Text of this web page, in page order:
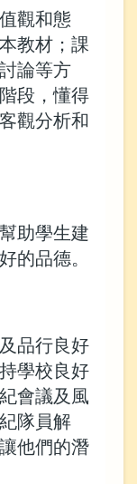
觀和態
教材；課
論等方
段，懂得
觀分析和
助學生建
的品德。
品行良好
學校良好
會議及風
隊員解
他們的潛